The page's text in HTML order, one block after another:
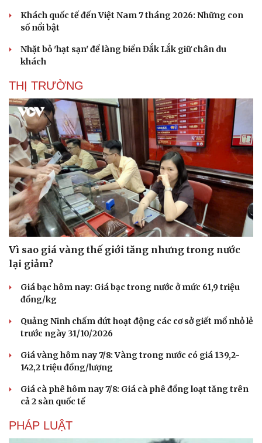
Sức khỏe
Dinh dưỡng - món ngon
Cây thuốc
Sản phụ khoa
Nhi khoa
Nam khoa
Làm đẹp - giảm cân
Phòng mạch online
Ăn sạch sống khỏe
Đời sống
Nhà đẹp
Blog
Tình yêu - Gia đình
Khách quốc tế đến Việt Nam 7 tháng 2026: Những con
số nổi bật
Nhặt bỏ 'hạt sạn' để làng biển Đắk Lắk giữ chân du
khách
THỊ TRƯỜNG
Vì sao giá vàng thế giới tăng nhưng trong nước
lại giảm?
Giá bạc hôm nay: Giá bạc trong nước ở mức 61,9 triệu
đồng/kg
Quảng Ninh chấm dứt hoạt động các cơ sở giết mổ nhỏ lẻ
trước ngày 31/10/2026
Giá vàng hôm nay 7/8: Vàng trong nước có giá 139,2-
142,2 triệu đồng/lượng
Giá cà phê hôm nay 7/8: Giá cà phê đồng loạt tăng trên
cả 2 sàn quốc tế
PHÁP LUẬT